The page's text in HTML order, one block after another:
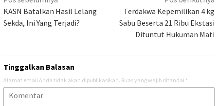
pos
KASN Batalkan Hasil Lelang
Sekda, Ini Yang Terjadi?
Terdakwa Kepemilikan 4 kg
Sabu Beserta 21 Ribu Ekstasi
Dituntut Hukuman Mati
Tinggalkan Balasan
Alamat email Anda tidak akan dipublikasikan. Ruas yang wajib ditandai *